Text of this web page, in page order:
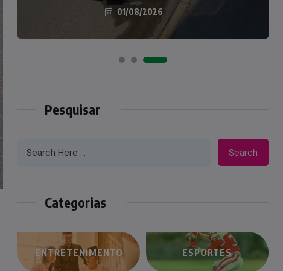
01/08/2026
04/08/2026
Pesquisar
Search
Categorias
ENTRETENIMENTO ESPORTES